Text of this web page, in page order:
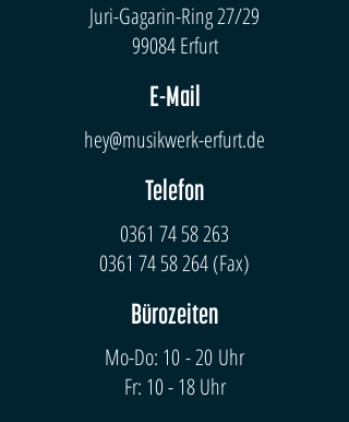
Juri-Gagarin-Ring 27/29
99084 Erfurt
E-Mail
hey@musikwerk-erfurt.de
Telefon
0361 74 58 263
0361 74 58 264(Fax)
Bürozeiten
Mo-Do: 10 - 20 Uhr
Fr: 10 - 18 Uhr